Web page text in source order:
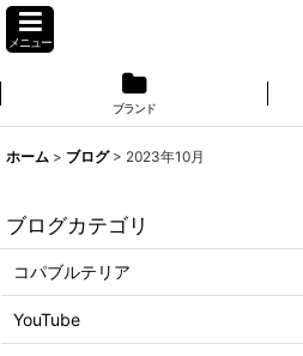
メニュー
ブランド
ホーム > ブログ > 2023年10月
ブログカテゴリ
コパブルテリア
YouTube